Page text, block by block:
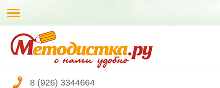
8 (926) 3344664